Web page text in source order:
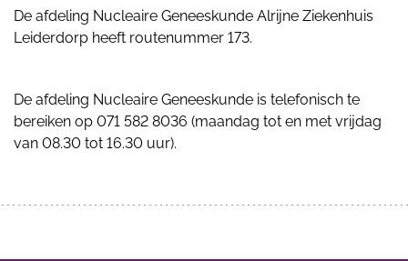
De afdeling Nucleaire Geneeskunde Alrijne Ziekenhuis
Leiderdorp heeft routenummer 173.
De afdeling Nucleaire Geneeskunde is telefonisch te
bereiken op 071 582 8036 (maandag tot en met vrijdag
van 08.30 tot 16.30 uur).